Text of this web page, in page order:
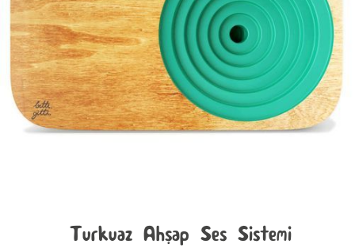
Turkuaz Ahşap Ses Sistemi